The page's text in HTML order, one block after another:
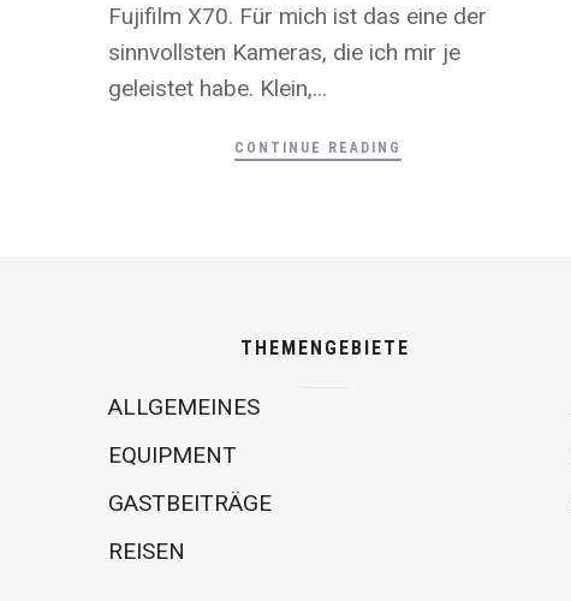
Fujifilm X70. Für mich ist das eine der
sinnvollsten Kameras, die ich mir je
geleistet habe. Klein,...
CONTINUE READING
THEMENGEBIETE
ALLGEMEINES
EQUIPMENT
GASTBEITRÄGE
REISEN